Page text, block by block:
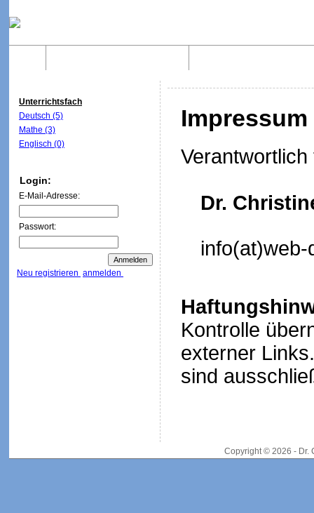
Unterrichtsfach
Deutsch (5)
Mathe (3)
Englisch (0)
Login:
E-Mail-Adresse:
Passwort:
Neu registrieren anmelden
Impressum
Dr.
Kontrolle
externer
sind
Copyright © 2026 - Dr.